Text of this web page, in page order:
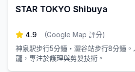
STAR TOKYO Shibuya
4.9 (Google Map 評分)
神泉駅步行5分鐘・澀谷站步行8分鐘
龍，專注於護理與剪髮技術。